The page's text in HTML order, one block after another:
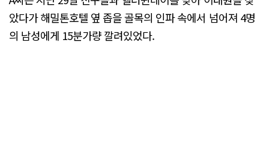
았다가 해밀톤호텔 옆 좁을 골목의 인파 속에서 넘어져 4명
의 남성에게 15분가량 깔려있었다.